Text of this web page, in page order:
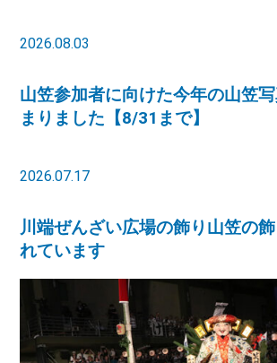
2026.08.03
山笠参加者に向けた今年の山笠
まりました【8/31まで】
2026.07.17
川端ぜんざい広場の飾り山笠の
れています